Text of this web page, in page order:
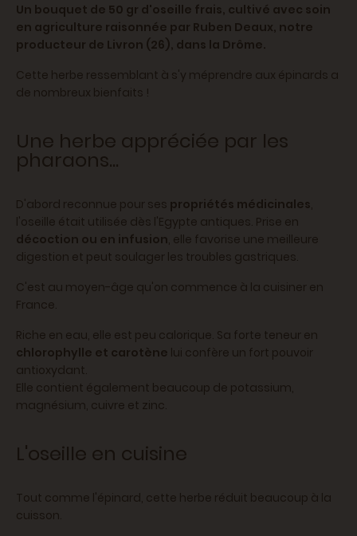
Un bouquet de 50 gr d'oseille frais, cultivé avec soin
en agriculture raisonnée par Ruben Deaux, notre
producteur de Livron (26), dans la Drôme.
Cette herbe ressemblant à s'y méprendre aux épinards a
de nombreux bienfaits !
Une herbe appréciée par les
pharaons...
D'abord reconnue pour ses propriétés médicinales,
l'oseille était utilisée dès l'Egypte antiques. Prise en
décoction ou en infusion, elle favorise une meilleure
digestion et peut soulager les troubles gastriques.
C'est au moyen-âge qu'on commence à la cuisiner en
France.
Riche en eau, elle est peu calorique. Sa forte teneur en
chlorophylle et carotène lui confère un fort pouvoir
antioxydant.
Elle contient également beaucoup de potassium,
magnésium, cuivre et zinc.
L'oseille en cuisine
Tout comme l'épinard, cette herbe réduit beaucoup à la
cuisson.